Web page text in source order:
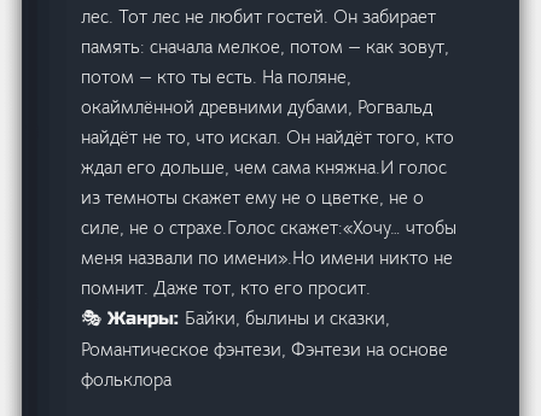
лес. Тот лес не любит гостей. Он забирает
память: сначала мелкое, потом — как зовут,
потом — кто ты есть. На поляне,
окаймлённой древними дубами, Рогвальд
найдёт не то, что искал. Он найдёт того, кто
ждал его дольше, чем сама княжна.И голос
из темноты скажет ему не о цветке, не о
силе, не о страхе.Голос скажет:«Хочу… чтобы
меня назвали по имени».Но имени никто не
помнит. Даже тот, кто его просит.
🎭 Жанры: Байки, былины и сказки,
Романтическое фэнтези, Фэнтези на основе
фольклора